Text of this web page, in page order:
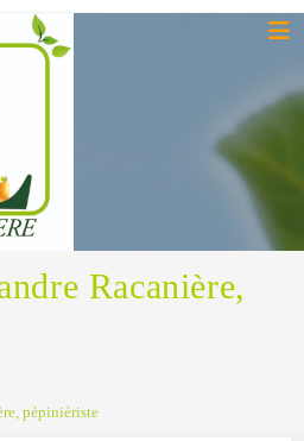
Racanière,
pépiniériste